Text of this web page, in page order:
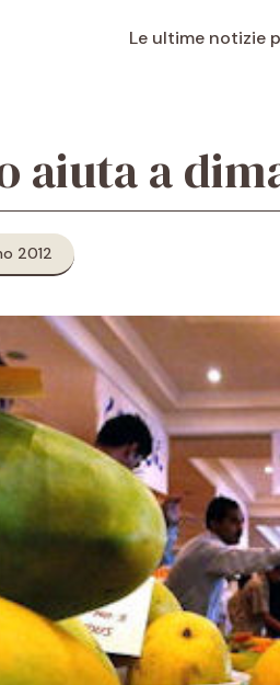
Le ultime notizie
aiuta a
2012